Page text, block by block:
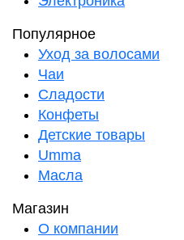
Популярное
Уход за волосами
Чаи
Сладости
Конфеты
Детские товары
Umma
Масла
Магазин
О компании